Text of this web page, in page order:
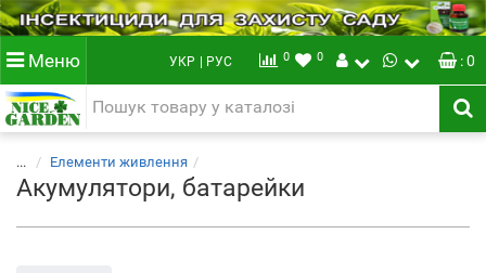
Меню УКР | РУС 0 0 : 0
... Елементи живлення
Акумулятори, батарейки